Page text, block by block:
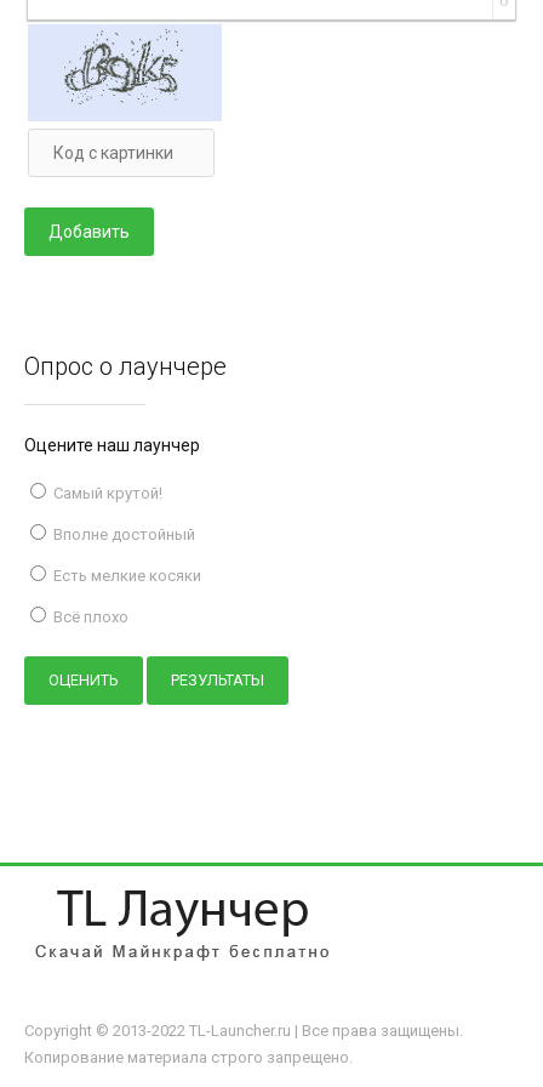
Опрос о лаунчере
Оцените наш лаунчер
Самый крутой!
Вполне достойный
Есть мелкие косяки
Всё плохо
Copyright © 2013-2022 TL-Launcher.ru | Все права защищены.
Копирование материала строго запрещено.